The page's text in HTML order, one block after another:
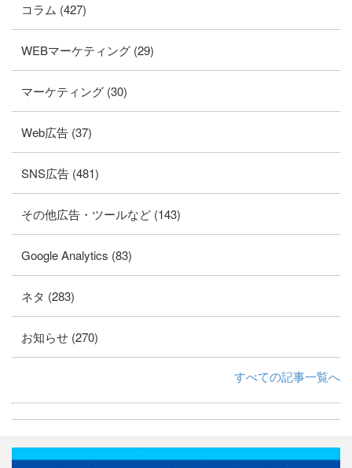
コラム (427)
WEBマーケティング (29)
マーケティング (30)
Web広告 (37)
SNS広告 (481)
その他広告・ツールなど (143)
Google Analytics (83)
ネタ (283)
お知らせ (270)
すべての記事一覧へ